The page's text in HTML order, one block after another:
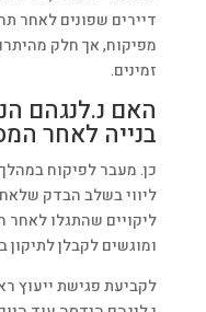
דיירים שפונים לאחר
מפיקוח, אך חלק
זמינים.
האם נ.לנגהם
בנייה לאחר
כן. מעבר לפיקוח
ליווי בשלב הבדק
ליקויים שהתגלו
ומוגשים לקבלן לתיקון
לקביעת פגישת ייעוץ